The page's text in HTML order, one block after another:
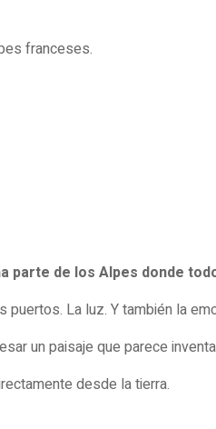
franceses.
parte de los Alpes donde
La luz. Y también la
un paisaje que parece
desde la tierra.